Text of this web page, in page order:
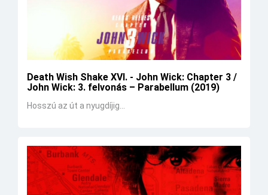
Death Wish Shake XVI. - John Wick: Chapter 3 /
John Wick: 3. felvonás – Parabellum (2019)
Hosszú az út a nyugdíjig...